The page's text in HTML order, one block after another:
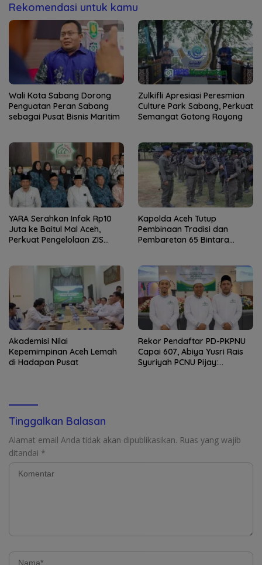
Rekomendasi untuk kamu
Wali Kota Sabang Dorong
Penguatan Peran Sabang
sebagai Pusat Bisnis Maritim
Zulkifli Apresiasi Peresmian
Culture Park Sabang, Perkuat
Semangat Gotong Royong
YARA Serahkan Infak Rp10
Juta ke Baitul Mal Aceh,
Perkuat Pengelolaan ZIS
Kapolda Aceh Tutup
Pembinaan Tradisi dan
Pembaretan 65 Bintara
Akademisi Nilai
Kepemimpinan Aceh Lemah
di Hadapan Pusat
Rekor Pendaftar PD-PKPNU
Capai 607, Abiya Yusri Rais
Syuriyah PCNU Pijay:
Tinggalkan Balasan
Alamat email Anda tidak akan dipublikasikan. Ruas yang wajib
ditandai *